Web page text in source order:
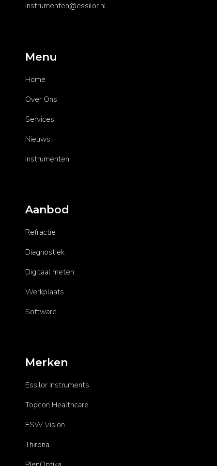
instrumenten@essilor.nl
Menu
Home
Over Ons
Services
Nieuws
Instrumenten
Aanbod
Refractie
Diagnostiek
Digitaal meten
Werkplaats
Software
Merken
Essilor Instruments
Topcon Healthcare
ESW Vision
Thirona